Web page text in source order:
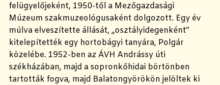
felügyelőjeként, 1950-től a Mezőgazdasági
Múzeum szakmuzeológusaként dolgozott. Egy év
múlva elveszítette állását, „osztályidegenként”
kitelepítették egy hortobágyi tanyára, Polgár
közelébe. 1952-ben az ÁVH Andrássy úti
székházában, majd a sopronkőhidai börtönben
tartották fogva, majd Balatongyörökön jelöltek ki